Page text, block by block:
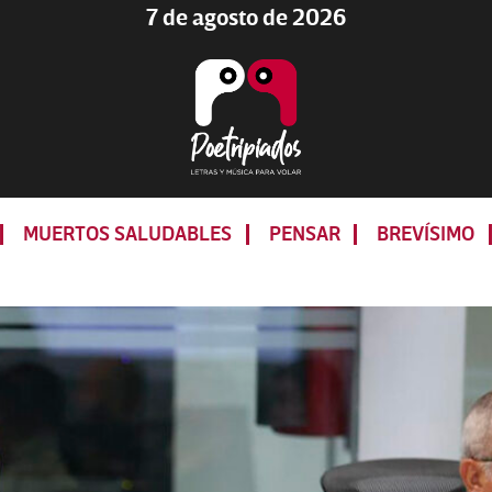
7 de agosto de 2026
LETRAS
Y
PARA
VOLAR
MUERTOS SALUDABLES PENSAR BREVÍSIMO